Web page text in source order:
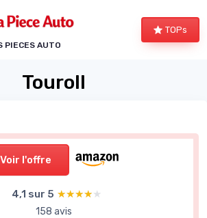
PIECES AUTO
TOPs
Touroll
Voir l'offre
4,1 sur 5 ★★★★★
★★★★★
158 avis
des cookies